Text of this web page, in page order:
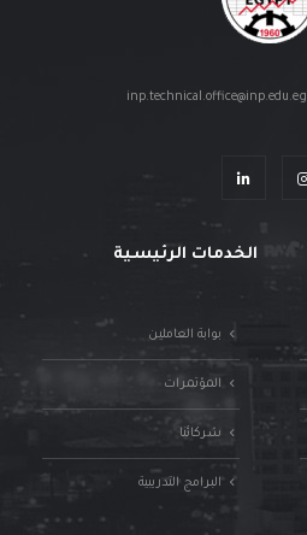
inp.technical.office@inp.edu.eg
الخدمات الرئيسية
بوابة العاملين
المؤتمرات
شركائنا
البرامج التدريبية